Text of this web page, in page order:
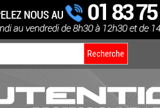
Recherche